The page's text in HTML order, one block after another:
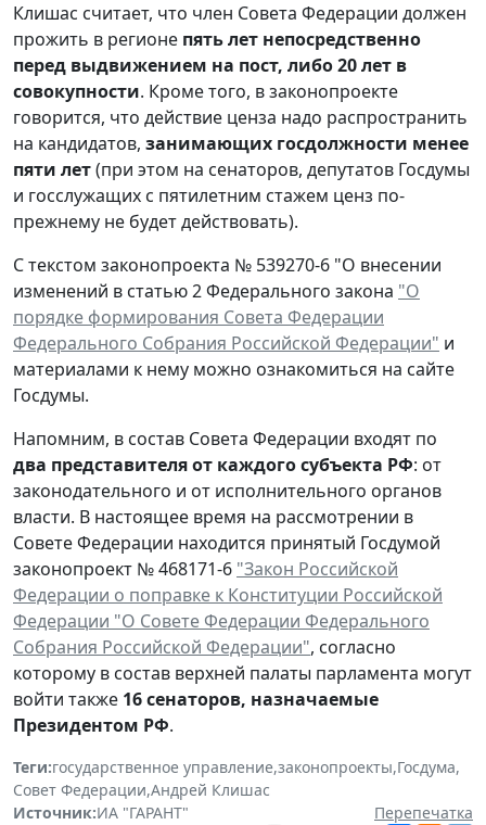
Клишас считает, что член Совета Федерации должен
прожить в регионе пять лет непосредственно
перед выдвижением на пост, либо 20 лет в
совокупности. Кроме того, в законопроекте
говорится, что действие ценза надо распространить
на кандидатов, занимающих госдолжности менее
пяти лет(при этом на сенаторов, депутатов Госдумы
и госслужащих с пятилетним стажем ценз по-
прежнему не будет действовать).
С текстом законопроекта № 539270-6 "О внесении
изменений в статью 2 Федерального закона "О
порядке формирования Совета Федерации
Федерального Собрания Российской Федерации" и
материалами к нему можно ознакомиться на сайте
Госдумы.
Напомним, в состав Совета Федерации входят по
два представителя от каждого субъекта РФ: от
законодательного и от исполнительного органов
власти. В настоящее время на рассмотрении в
Совете Федерации находится принятый Госдумой
законопроект № 468171-6 "Закон Российской
Федерации о поправке к Конституции Российской
Федерации "О Совете Федерации Федерального
Собрания Российской Федерации", согласно
которому в состав верхней палаты парламента могут
войти также 16 сенаторов, назначаемые
Президентом РФ.
Теги:государственное управление,законопроекты,Госдума,
Совет Федерации,Андрей Клишас
Источник:ИА "ГАРАНТ"
Перепечатка